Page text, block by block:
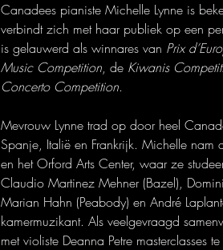
Canadees pianiste Michelle Lynne is
verbindt zich met haar publiek op een
is gelauwerd als winnares van Prix
Music Competition, de Kiwanis
Concerto Competition.
Mevrouw Lynne trad op door heel
Spanje, Italië en Frankrijk. Michelle nam
en het Orford Arts Center, waar ze
Claudio Martinez Mehner (Bazel),
Marian Hahn (Peabody) en André
kamermuzikant. Als veelgevraagd
met violiste Deanna Petre masterclasses